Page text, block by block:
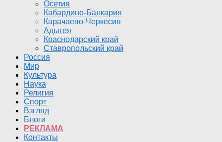
Осетия
Кабардино-Балкария
Карачаево-Черкесия
Адыгея
Краснодарский край
Ставропольский край
Россия
Мир
Культура
Наука
Религия
Спорт
Взгляд
Блоги
РЕКЛАМА
Контакты